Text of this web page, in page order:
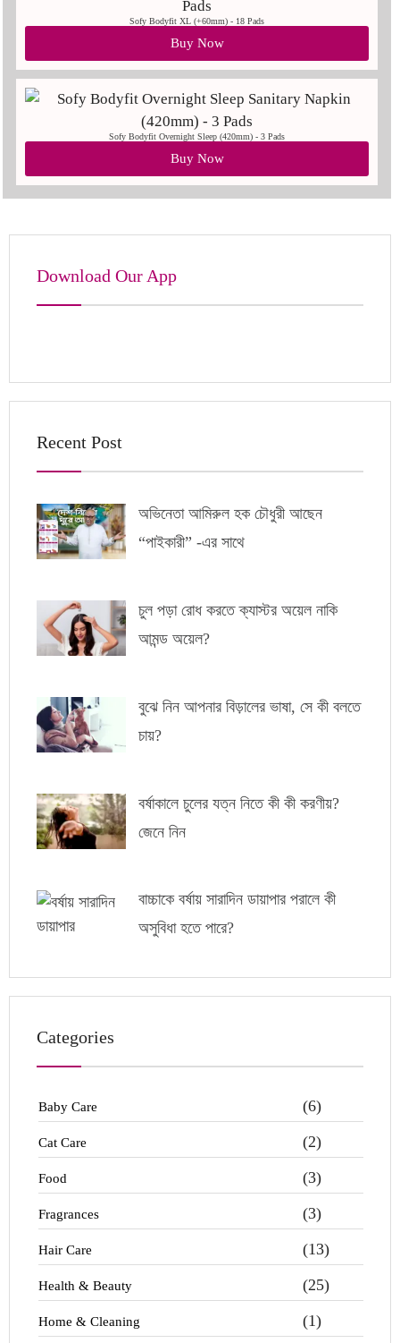
Sofy Bodyfit XL (+60mm) - 18 Pads
Buy Now
Sofy Bodyfit Overnight Sleep (420mm) - 3 Pads
Buy Now
Download Our App
Recent Post
অভিনেতা আমিরুল হক চৌধুরী আছেন
“পাইকারী” -এর সাথে
চুল পড়া রোধ করতে ক্যাস্টর অয়েল নাকি
আমন্ড অয়েল?
বুঝে নিন আপনার বিড়ালের ভাষা, সে কী বলতে
চায়?
বর্ষাকালে চুলের যত্ন নিতে কী কী করণীয়?
জেনে নিন
বাচ্চাকে বর্ষায় সারাদিন ডায়াপার পরালে কী
অসুবিধা হতে পারে?
Categories
Baby Care (6)
Cat Care (2)
Food (3)
Fragrances (3)
Hair Care (13)
Health & Beauty (25)
Home & Cleaning (1)